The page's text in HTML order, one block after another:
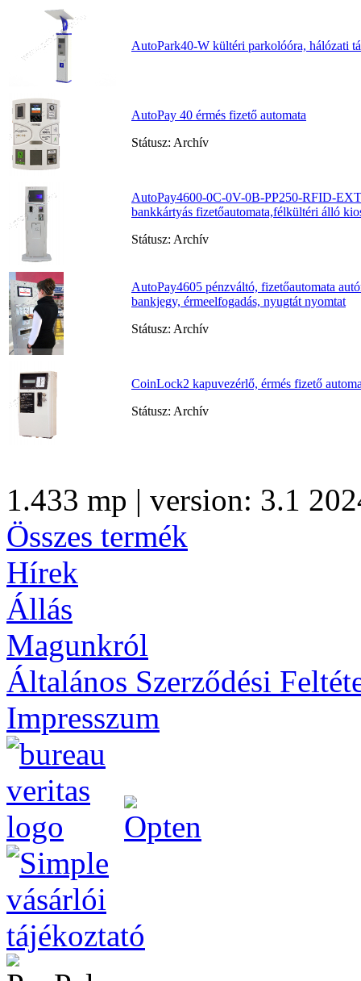
AutoPark40-W kültéri parkolóóra, hálózati
AutoPay 40 érmés fizető automata
Státusz: Archív
AutoPay4600-0C-0V-0B-PP250-RFID-
bankkártyás fizetőautomata,félkültéri álló
Státusz: Archív
AutoPay4605 pénzváltó, fizetőautomata
bankjegy, érmeelfogadás, nyugtát nyomtat
Státusz: Archív
CoinLock2 kapuvezérlő, érmés fizető
Státusz: Archív
1.433 mp | version: 3.1
Összes termék
Hírek
Állás
Magunkról
Általános Szerződési
Impresszum